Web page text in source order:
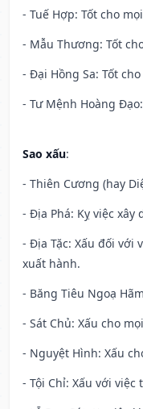
- Tuế Hợp: Tốt cho
- Mẫu Thương: Tốt
- Đại Hồng Sa: Tốt
- Tư Mệnh Hoàng
Sao xấu:
- Thiên Cương (hay
- Địa Phá: Kỵ việc xây
- Địa Tặc: Xấu đối với
xuất hành.
- Băng Tiêu Ngoạ
- Sát Chủ: Xấu cho
- Nguyệt Hình: Xấu
- Tội Chỉ: Xấu với việc